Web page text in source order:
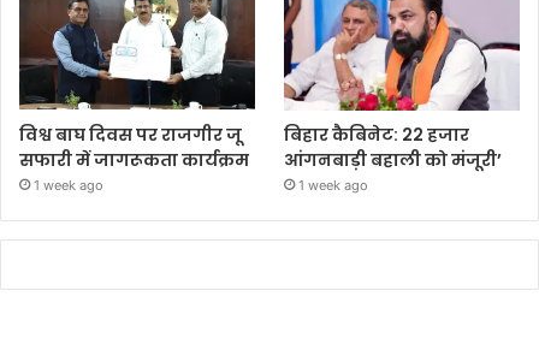
विश्व बाघ दिवस पर राजगीर जू
सफारी में जागरूकता कार्यक्रम
1 week ago
बिहार कैबिनेट: 22 हजार
आंगनबाड़ी बहाली को मंजूरी’
1 week ago